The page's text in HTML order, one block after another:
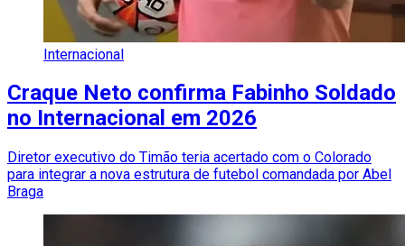
Internacional
Craque Neto confirma Fabinho Soldado
no Internacional em 2026
Diretor executivo do Timão teria acertado com o Colorado
para integrar a nova estrutura de futebol comandada por Abel
Braga